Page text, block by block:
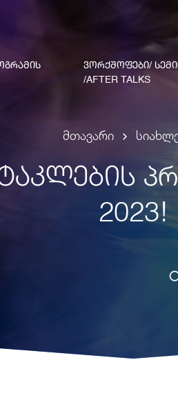
ᲕᲝᲠᲥᲨᲝᲤᲔᲑᲘ/
/AFTER TALKS
მთავარი
2023!